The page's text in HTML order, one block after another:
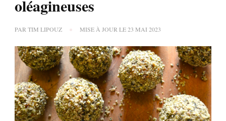
oléagineuses
PAR TIM LIPOUZ MISE À JOUR LE23 MAI 2023